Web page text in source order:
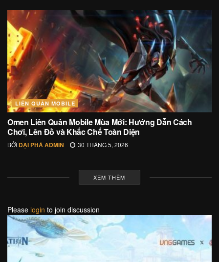
LIÊN QUÂN MOBILE
Omen Liên Quân Mobile Mùa Mới: Hướng Dẫn Cách
Chơi, Lên Đồ và Khắc Chế Toàn Diện
BỞIĐẠI PHÁ ADMIN 30 THÁNG 5, 2026
XEM THÊM
Please login to join discussion